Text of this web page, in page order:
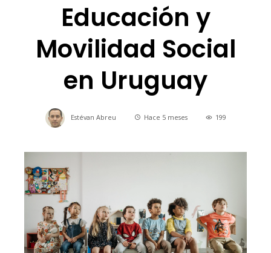
Educación y
Movilidad Social
en Uruguay
Estévan Abreu Hace 5 meses 199